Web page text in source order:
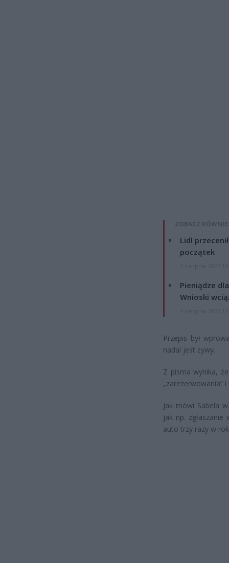
ZOBACZ
Lidl
początek
Pieniądze
Wnioski
Przepis był
nadal jest żywy.
Z pisma wynika,
„zarezerwowania”
Jak mówi Sabela
jak np. zgłaszanie
auto trzy razy w